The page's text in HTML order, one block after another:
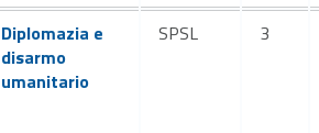
Link identifier #identifier__110212-12
Diplomazia e
disarmo
umanitario
SPSL 3